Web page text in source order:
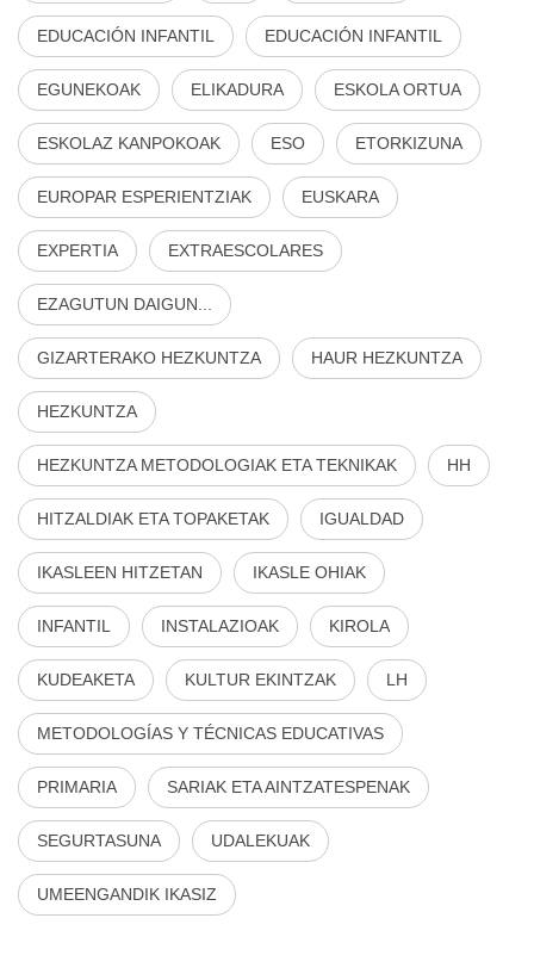
EDUCACIÓN INFANTIL EDUCACIÓN INFANTIL
EGUNEKOAK ELIKADURA ESKOLA ORTUA
ESKOLAZ KANPOKOAK ESO ETORKIZUNA
EUROPAR ESPERIENTZIAK EUSKARA
EXPERTIA EXTRAESCOLARES
EZAGUTUN DAIGUN...
GIZARTERAKO HEZKUNTZA HAUR HEZKUNTZA
HEZKUNTZA
HEZKUNTZA METODOLOGIAK ETA TEKNIKAK HH
HITZALDIAK ETA TOPAKETAK IGUALDAD
IKASLEEN HITZETAN IKASLE OHIAK
INFANTIL INSTALAZIOAK KIROLA
KUDEAKETA KULTUR EKINTZAK LH
METODOLOGÍAS Y TÉCNICAS EDUCATIVAS
PRIMARIA SARIAK ETA AINTZATESPENAK
SEGURTASUNA UDALEKUAK
UMEENGANDIK IKASIZ